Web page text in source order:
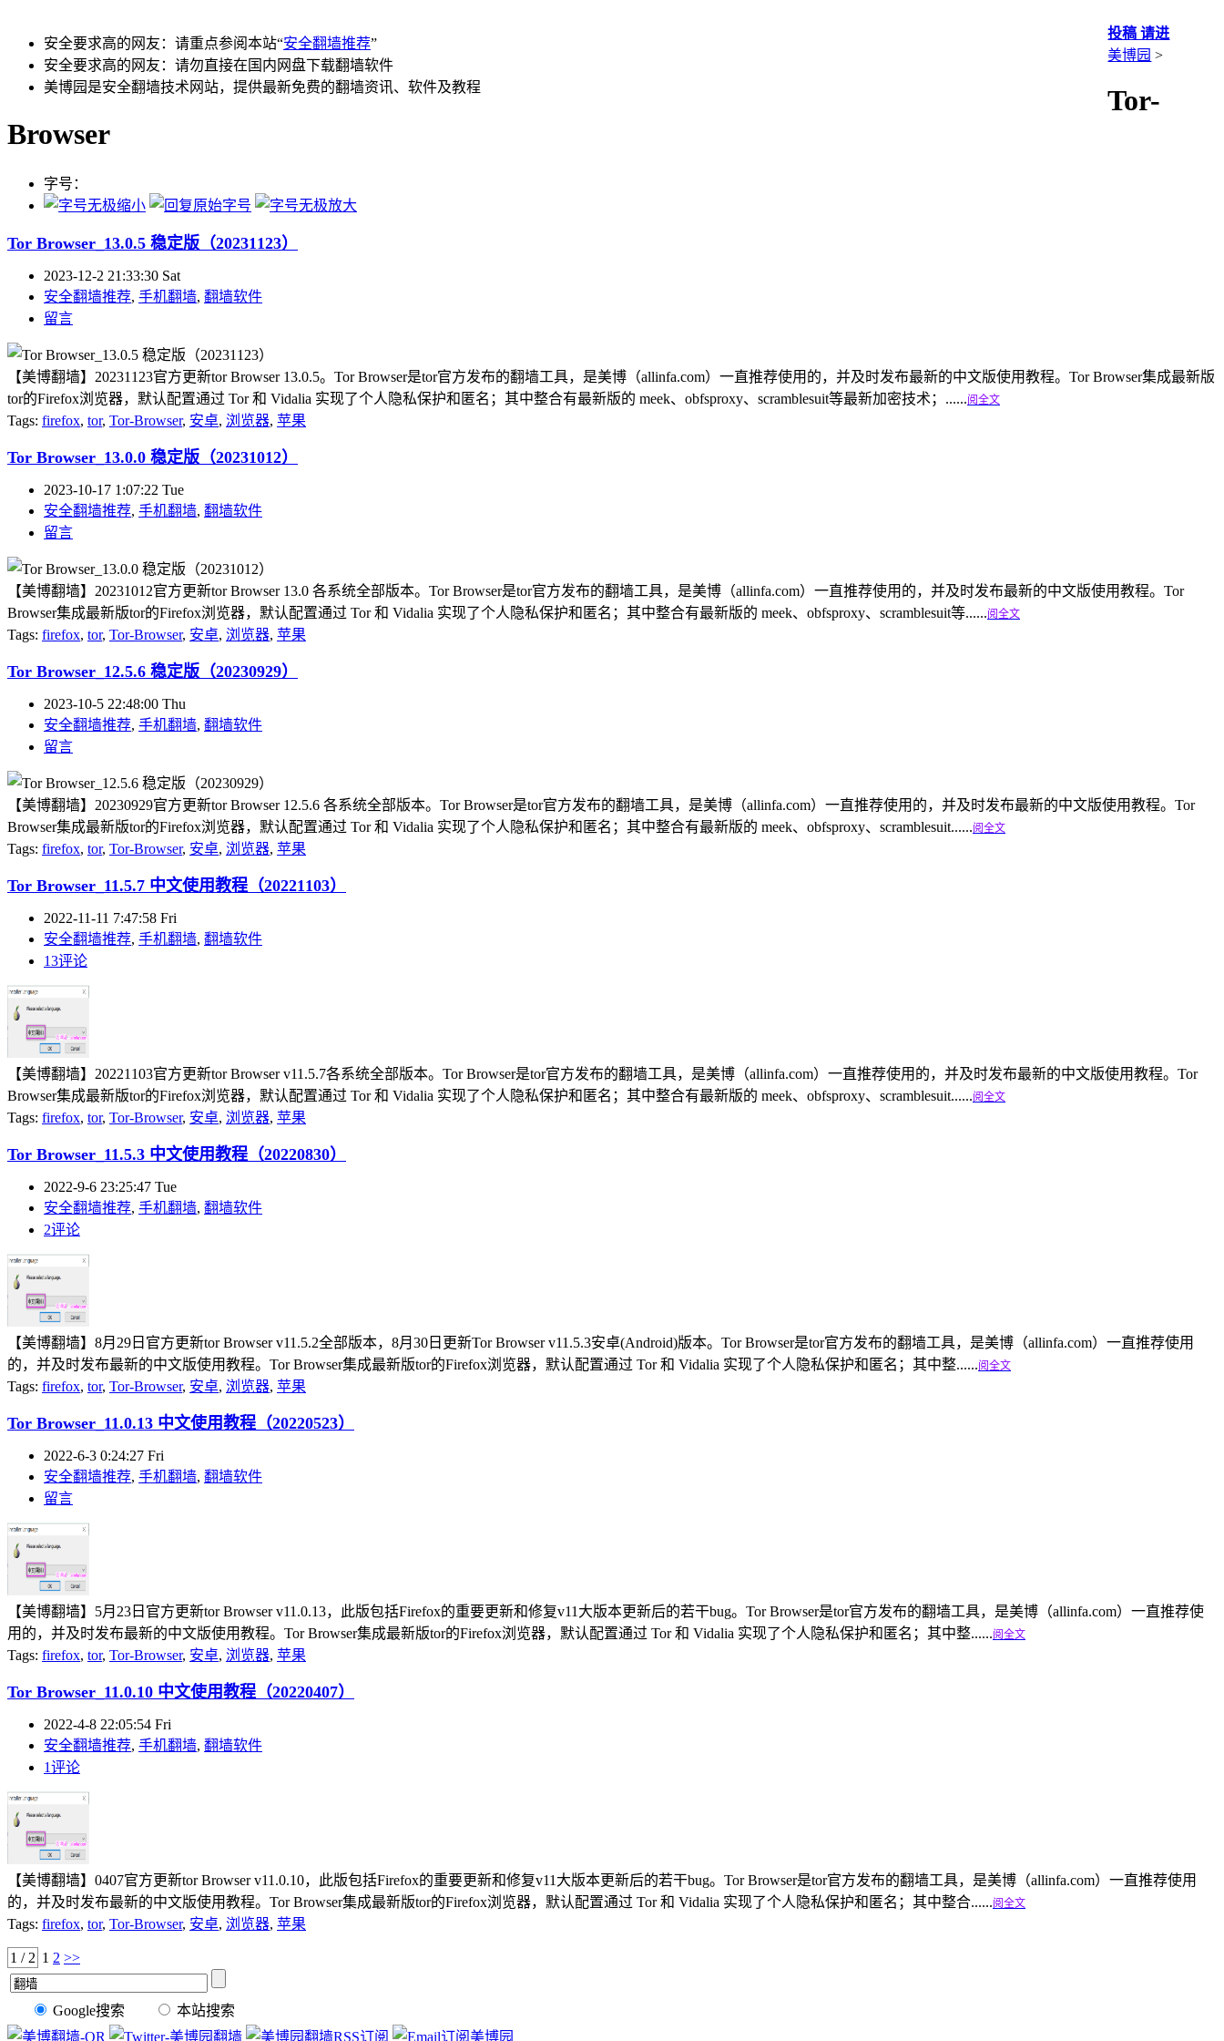
安全要求高的网友：请重点参阅本站“安全翻墙推荐”
安全要求高的网友：请勿直接在国内网盘下载翻墙软件
美博园是安全翻墙技术网站，提供最新免费的翻墙资讯、软件及教程
投稿 请进
美博园 >
Tor-
Browser
字号：
Tor Browser_13.0.5 稳定版（20231123）
2023-12-2 21:33:30 Sat
安全翻墙推荐, 手机翻墙, 翻墙软件
留言
【美博翻墙】20231123官方更新tor Browser 13.0.5。Tor Browser是tor官方发布的翻墙工具，是美博（allinfa.com）一直推荐使用的，并及时发布最新的中文版使用教程。Tor Browser集成最新版
tor的Firefox浏览器，默认配置通过 Tor 和 Vidalia 实现了个人隐私保护和匿名；其中整合有最新版的 meek、obfsproxy、scramblesuit等最新加密技术；......阅全文
Tags: firefox, tor, Tor-Browser, 安卓, 浏览器, 苹果
Tor Browser_13.0.0 稳定版（20231012）
2023-10-17 1:07:22 Tue
安全翻墙推荐, 手机翻墙, 翻墙软件
留言
【美博翻墙】20231012官方更新tor Browser 13.0 各系统全部版本。Tor Browser是tor官方发布的翻墙工具，是美博（allinfa.com）一直推荐使用的，并及时发布最新的中文版使用教程。Tor
Browser集成最新版tor的Firefox浏览器，默认配置通过 Tor 和 Vidalia 实现了个人隐私保护和匿名；其中整合有最新版的 meek、obfsproxy、scramblesuit等......阅全文
Tags: firefox, tor, Tor-Browser, 安卓, 浏览器, 苹果
Tor Browser_12.5.6 稳定版（20230929）
2023-10-5 22:48:00 Thu
安全翻墙推荐, 手机翻墙, 翻墙软件
留言
【美博翻墙】20230929官方更新tor Browser 12.5.6 各系统全部版本。Tor Browser是tor官方发布的翻墙工具，是美博（allinfa.com）一直推荐使用的，并及时发布最新的中文版使用教程。Tor
Browser集成最新版tor的Firefox浏览器，默认配置通过 Tor 和 Vidalia 实现了个人隐私保护和匿名；其中整合有最新版的 meek、obfsproxy、scramblesuit......阅全文
Tags: firefox, tor, Tor-Browser, 安卓, 浏览器, 苹果
Tor Browser_11.5.7 中文使用教程（20221103）
2022-11-11 7:47:58 Fri
安全翻墙推荐, 手机翻墙, 翻墙软件
13评论
【美博翻墙】20221103官方更新tor Browser v11.5.7各系统全部版本。Tor Browser是tor官方发布的翻墙工具，是美博（allinfa.com）一直推荐使用的，并及时发布最新的中文版使用教程。Tor
Browser集成最新版tor的Firefox浏览器，默认配置通过 Tor 和 Vidalia 实现了个人隐私保护和匿名；其中整合有最新版的 meek、obfsproxy、scramblesuit......阅全文
Tags: firefox, tor, Tor-Browser, 安卓, 浏览器, 苹果
Tor Browser_11.5.3 中文使用教程（20220830）
2022-9-6 23:25:47 Tue
安全翻墙推荐, 手机翻墙, 翻墙软件
2评论
【美博翻墙】8月29日官方更新tor Browser v11.5.2全部版本，8月30日更新Tor Browser v11.5.3安卓(Android)版本。Tor Browser是tor官方发布的翻墙工具，是美博（allinfa.com）一直推荐使用
的，并及时发布最新的中文版使用教程。Tor Browser集成最新版tor的Firefox浏览器，默认配置通过 Tor 和 Vidalia 实现了个人隐私保护和匿名；其中整......阅全文
Tags: firefox, tor, Tor-Browser, 安卓, 浏览器, 苹果
Tor Browser_11.0.13 中文使用教程（20220523）
2022-6-3 0:24:27 Fri
安全翻墙推荐, 手机翻墙, 翻墙软件
留言
【美博翻墙】5月23日官方更新tor Browser v11.0.13，此版包括Firefox的重要更新和修复v11大版本更新后的若干bug。Tor Browser是tor官方发布的翻墙工具，是美博（allinfa.com）一直推荐使
用的，并及时发布最新的中文版使用教程。Tor Browser集成最新版tor的Firefox浏览器，默认配置通过 Tor 和 Vidalia 实现了个人隐私保护和匿名；其中整......阅全文
Tags: firefox, tor, Tor-Browser, 安卓, 浏览器, 苹果
Tor Browser_11.0.10 中文使用教程（20220407）
2022-4-8 22:05:54 Fri
安全翻墙推荐, 手机翻墙, 翻墙软件
1评论
【美博翻墙】0407官方更新tor Browser v11.0.10，此版包括Firefox的重要更新和修复v11大版本更新后的若干bug。Tor Browser是tor官方发布的翻墙工具，是美博（allinfa.com）一直推荐使用
的，并及时发布最新的中文版使用教程。Tor Browser集成最新版tor的Firefox浏览器，默认配置通过 Tor 和 Vidalia 实现了个人隐私保护和匿名；其中整合......阅全文
Tags: firefox, tor, Tor-Browser, 安卓, 浏览器, 苹果
1 / 2 1 2 >>
Google搜索 本站搜索